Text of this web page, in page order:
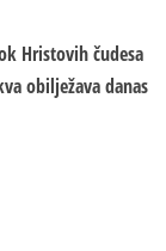
Hristovih čudesa
obilježava danas